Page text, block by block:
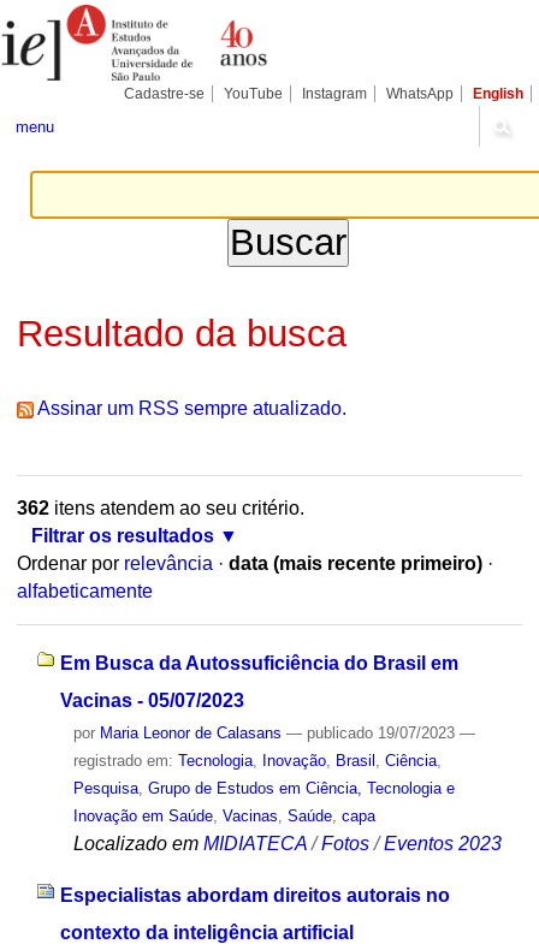
para
conteúdo.
Pessoais
Cadastre-se YouTube Instagram WhatsApp English
menu
Resultado da busca
Assinar um RSS sempre atualizado.
362itens atendem ao seu critério.
Filtrar os resultados
Ordenar por relevância · data (mais recente primeiro) ·
alfabeticamente
Em Busca da Autossuficiência do Brasil em
Vacinas - 05/07/2023
por Maria Leonor de Calasans — publicado19/07/2023 —
registrado em: Tecnologia, Inovação, Brasil Ciência,
Pesquisa, Grupo de Estudos em Ciência, Tecnologia e
Inovação em Saúde, Vacinas Saúde, capa
Localizado em MIDIATECA /Fotos /Eventos 2023
Especialistas abordam direitos autorais no
contexto da inteligência artificial